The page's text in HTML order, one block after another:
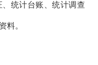
统计台账、统计调查
料。